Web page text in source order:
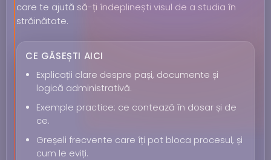
care te ajută să-ți îndeplinești visul de a studia în
străinătate.
CE GĂSEȘTI AICI
Explicații clare despre pași, documente și
logică administrativă.
Exemple practice: ce contează în dosar și de
ce.
Greșeli frecvente care îți pot bloca procesul, și
cum le eviți.